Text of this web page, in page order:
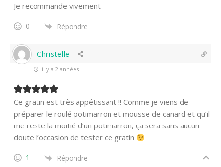
Je recommande vivement
0 Répondre
Christelle
il y a 2 années
Ce gratin est très appétissant !! Comme je viens de
préparer le roulé potimarron et mousse de canard et qu’il
me reste la moitié d’un potimarron, ça sera sans aucun
doute l’occasion de tester ce gratin
1 Répondre